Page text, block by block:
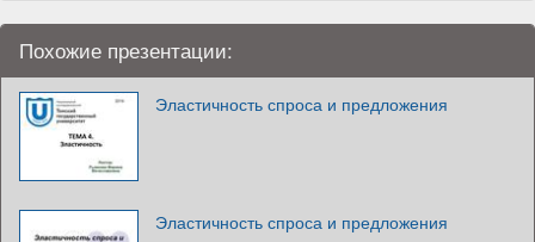
Похожие презентации:
Эластичность спроса и предложения
Эластичность спроса и предложения